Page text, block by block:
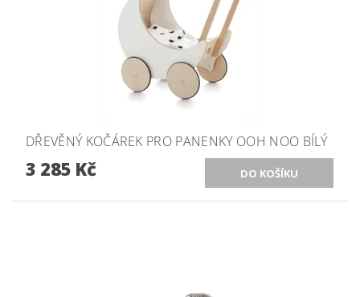
DŘEVĚNÝ KOČÁREK PRO PANENKY OOH NOO BÍLÝ
3 285 Kč